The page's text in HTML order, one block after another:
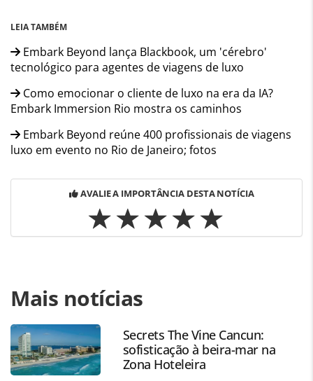
LEIA TAMBÉM
Embark Beyond lança Blackbook, um 'cérebro'
tecnológico para agentes de viagens de luxo
Como emocionar o cliente de luxo na era da IA?
Embark Immersion Rio mostra os caminhos
Embark Beyond reúne 400 profissionais de viagens
luxo em evento no Rio de Janeiro; fotos
AVALIE A IMPORTÂNCIA DESTA NOTÍCIA
https://www.panrotas.com.br/viagens-de-
luxo/eventos/2026/04/embark-immersion-rio-tem-beach-
club-do-sofitel-lancamento-de-ia-e-festa-do-pijama-
fotos_228091.html ou as ferramentas oferecidas na página.
Todo o conteúdo produzido pela PANROTAS Editora é
protegido pela legislação brasileira sobre direito autoral.
Mais notícias
Secrets The Vine Cancun:
sofisticação à beira-mar na
Zona Hoteleira